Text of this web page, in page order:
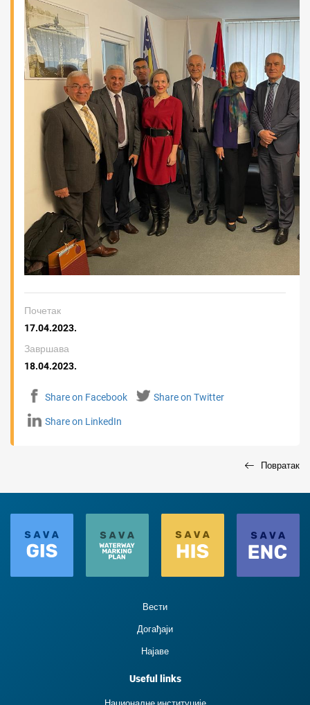
Почетак
17.04.2023.
Завршава
18.04.2023.
Share on Facebook Share on Twitter
Share on LinkedIn
Повратак
Вести
Догађаји
Најаве
Useful links